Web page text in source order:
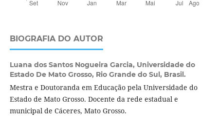
BIOGRAFIA DO AUTOR
Luana dos Santos Nogueira Garcia, Universidade do
Estado De Mato Grosso, Rio Grande do Sul, Brasil.
Mestra e Doutoranda em Educação pela Universidade do
Estado de Mato Grosso. Docente da rede estadual e
municipal de Cáceres, Mato Grosso.